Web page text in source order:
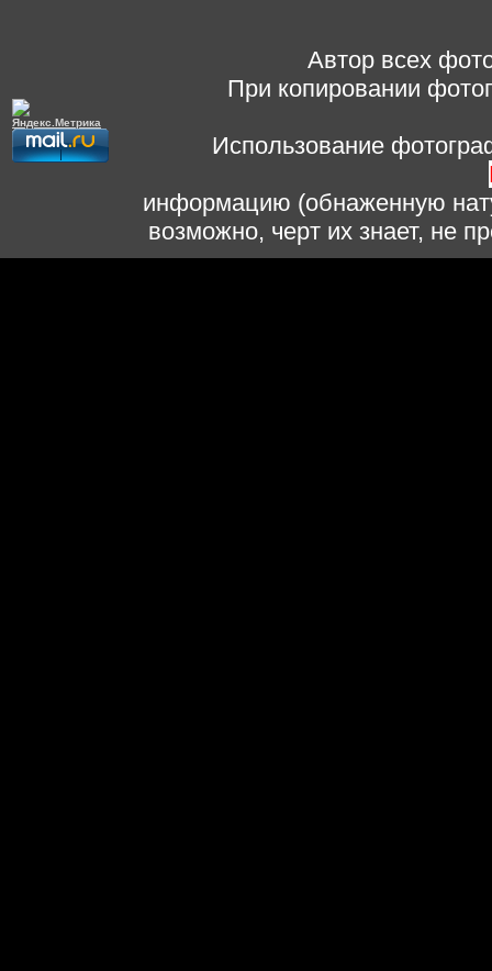
Автор всех
При копировании
Использование
информацию (обнаженную
возможно, черт их знает, не